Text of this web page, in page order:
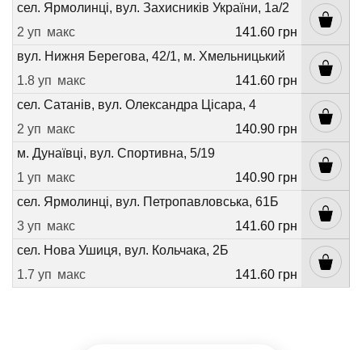
сел. Ярмолинці, вул. Захисників України, 1а/2
2 уп макс
141.60 грн
вул. Нижня Берегова, 42/1, м. Хмельницький
1.8 уп макс
141.60 грн
сел. Сатанів, вул. Олександра Цісара, 4
2 уп макс
140.90 грн
м. Дунаївці, вул. Спортивна, 5/19
1 уп макс
140.90 грн
сел. Ярмолинці, вул. Петропавловська, 61Б
3 уп макс
141.60 грн
сел. Нова Ушиця, вул. Кольчака, 2Б
1.7 уп макс 141.60 грн